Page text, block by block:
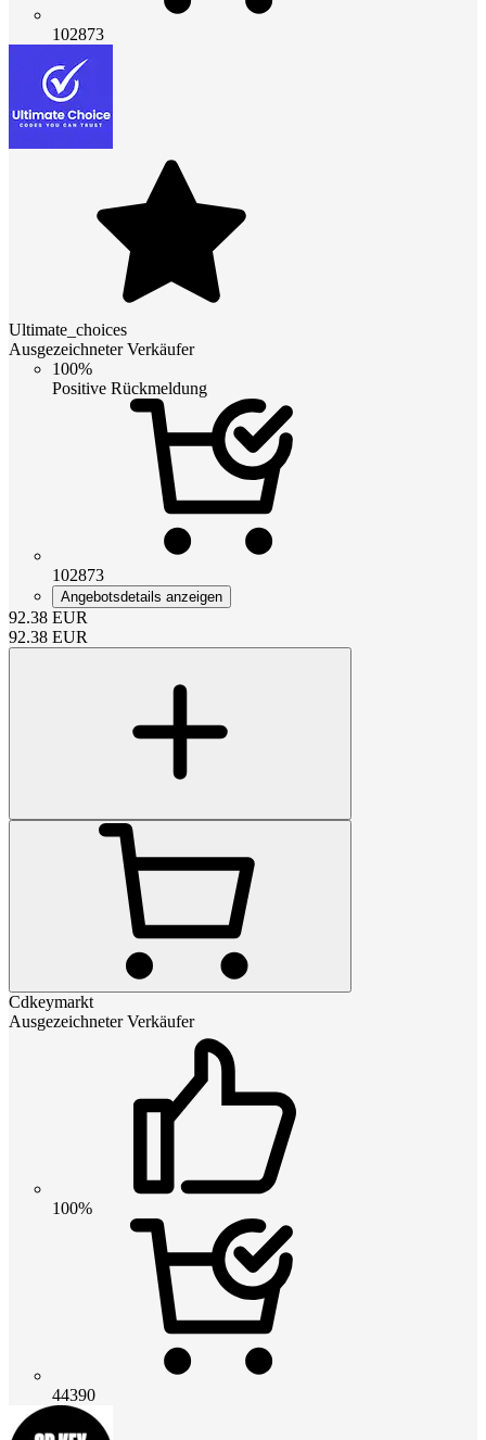
102873
Ultimate_choices
Ausgezeichneter Verkäufer
100%
Positive Rückmeldung
102873
Angebotsdetails anzeigen
92.38 EUR
92.38 EUR
Cdkeymarkt
Ausgezeichneter Verkäufer
100%
44390